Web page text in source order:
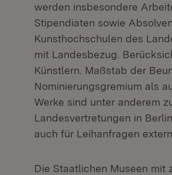
werden insbesondere
Stipendiaten sowie
Kunsthochschulen des
mit Landesbezug.
Künstlern. Maßstab der
Nominierungsgremium als
Werke sind unter anderem
Landesvertretungen in
auch für Leihanfragen
Die Staatlichen Museen mit